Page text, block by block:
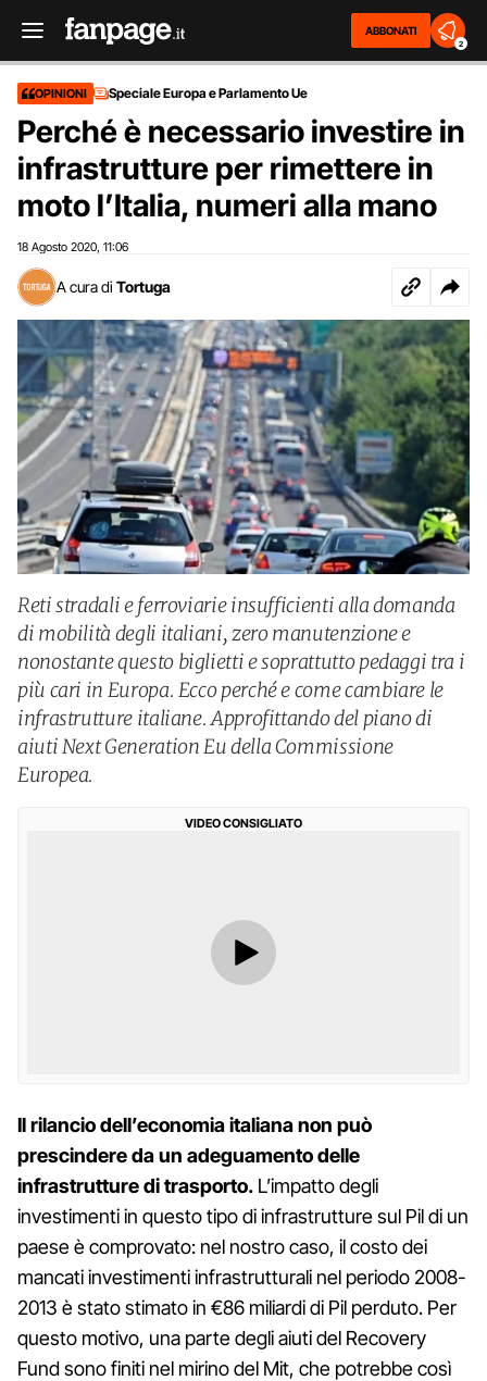
ABBONATI
2
OPINIONI Speciale Europa e Parlamento Ue
Perché è necessario investire in
infrastrutture per rimettere in
moto l’Italia, numeri alla mano
18 Agosto 2020 11:06
A cura di Tortuga
Reti stradali e ferroviarie insufficienti alla domanda
di mobilità degli italiani, zero manutenzione e
nonostante questo biglietti e soprattutto pedaggi tra i
più cari in Europa. Ecco perché e come cambiare le
infrastrutture italiane. Approfittando del piano di
aiuti Next Generation Eu della Commissione
Europea.
VIDEO CONSIGLIATO
Il rilancio dell’economia italiana non può
prescindere da un adeguamento delle
infrastrutture di trasporto. L’impatto degli
investimenti in questo tipo di infrastrutture sul Pil di un
paese è comprovato: nel nostro caso, il costo dei
mancati investimenti infrastrutturali nel periodo 2008-
2013 è stato stimato in €86 miliardi di Pil perduto. Per
questo motivo, una parte degli aiuti del Recovery
Fund sono finiti nel mirino del Mit, che potrebbe così